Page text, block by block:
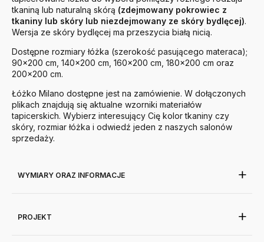
tkaniną lub naturalną skórą (zdejmowany pokrowiec z
tkaniny lub skóry lub niezdejmowany ze skóry bydlęcej).
Wersja ze skóry bydlęcej ma przeszycia białą nicią.
Dostępne rozmiary łóżka (szerokość pasującego materaca);
90x200 cm, 140x200 cm, 160x200 cm, 180x200 cm oraz
200x200 cm.
Łóżko Milano dostępne jest na zamówienie. W dołączonych
plikach znajdują się aktualne wzorniki materiałów
tapicerskich. Wybierz interesujący Cię kolor tkaniny czy
skóry, rozmiar łóżka i odwiedź jeden z naszych salonów
sprzedaży.
WYMIARY ORAZ INFORMACJE
PROJEKT